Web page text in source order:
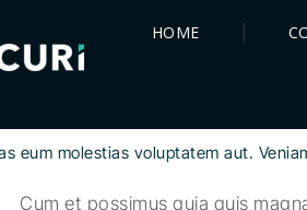
HOME
eum molestias voluptatem aut.
Cum et possimus quia quis